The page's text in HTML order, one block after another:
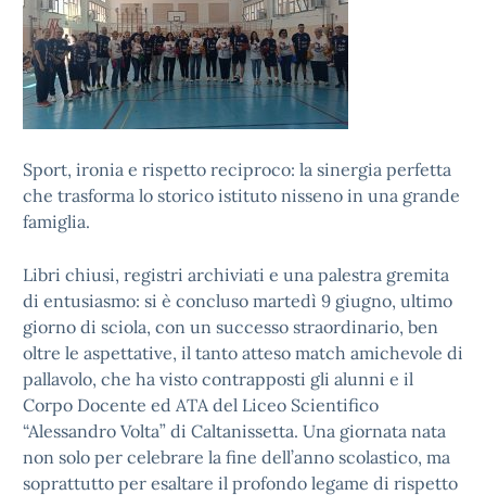
Sport, ironia e rispetto reciproco: la sinergia perfetta
che trasforma lo storico istituto nisseno in una grande
famiglia.
Libri chiusi, registri archiviati e una palestra gremita
di entusiasmo: si è concluso martedì 9 giugno, ultimo
giorno di sciola, con un successo straordinario, ben
oltre le aspettative, il tanto atteso match amichevole di
pallavolo, che ha visto contrapposti gli alunni e il
Corpo Docente ed ATA del Liceo Scientifico
“Alessandro Volta” di Caltanissetta. Una giornata nata
non solo per celebrare la fine dell’anno scolastico, ma
soprattutto per esaltare il profondo legame di rispetto